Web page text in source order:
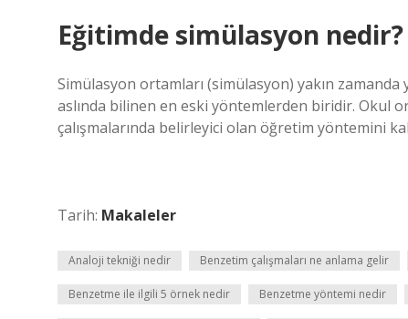
Eğitimde simülasyon nedir?
Simülasyon ortamları (simülasyon) yakın zamanda
aslında bilinen en eski yöntemlerden biridir. Okul
çalışmalarında belirleyici olan öğretim yöntemini
Tarih: Makaleler
Analoji tekniği nedir Benzetim çalışmaları ne anlama gelir
Benzetme ile ilgili 5 örnek nedir Benzetme yöntemi nedir